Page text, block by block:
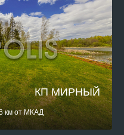
КП МИРНЫЙ
км от МКАД